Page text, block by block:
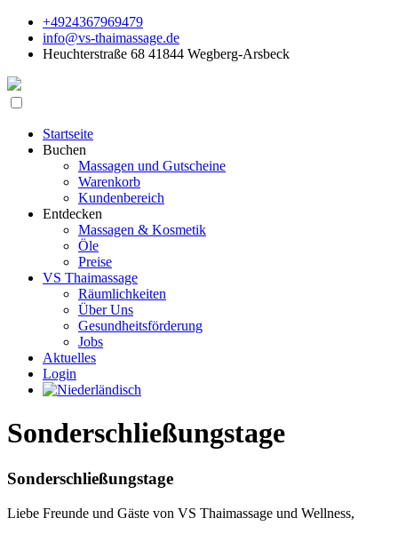
+4924367969479
info@vs-thaimassage.de
Heuchterstraße 68 41844 Wegberg-Arsbeck
Startseite
Buchen
Massagen und Gutscheine
Warenkorb
Kundenbereich
Entdecken
Massagen & Kosmetik
Öle
Preise
VS Thaimassage
Räumlichkeiten
Über Uns
Gesundheitsförderung
Jobs
Aktuelles
Login
Sonderschließungstage
Sonderschließungstage
Liebe Freunde und Gäste von VS Thaimassage und Wellness,